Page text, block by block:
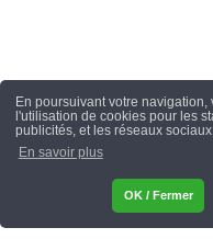
En poursuivant votre navigation,
l'utilisation de cookies pour les
publicités, et les réseaux
En savoir plus
OK / Fermer